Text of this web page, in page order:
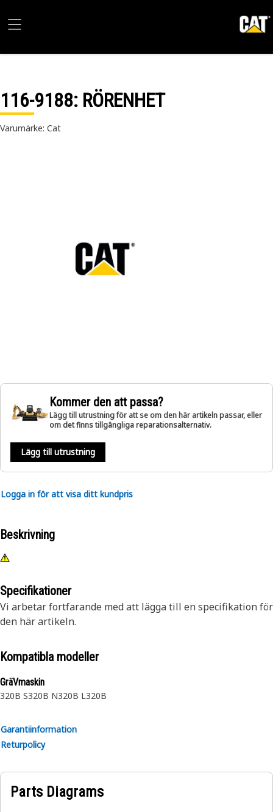
116-9188: RÖRENHET
Varumärke: Cat
Kommer den att passa?
Lägg till utrustning för att se om den här artikeln passar, eller
om det finns tillgängliga reparationsalternativ.
Lägg till utrustning
Logga in för att visa ditt kundpris
Beskrivning
Specifikationer
Vi arbetar fortfarande med att lägga till en specifikation för
den här artikeln.
Kompatibla modeller
GräVmaskin
320B S320B N320B L320B
Garantiinformation
Returpolicy
Parts Diagrams